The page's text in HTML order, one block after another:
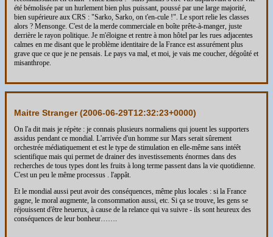
été bémolisée par un hurlement bien plus puissant, poussé par une large majorité,
bien supérieure aux CRS : "Sarko, Sarko, on t'en-cule !". Le sport relie les classes
alors ? Mensonge. C'est de la merde commerciale en boîte prête-à-manger, juste
derrière le rayon politique. Je m'éloigne et rentre à mon hôtel par les rues adjacentes
calmes en me disant que le problème identitaire de la France est assurément plus
grave que ce que je ne pensais. Le pays va mal, et moi, je vais me coucher, dégoûté et
misanthrope.
Maitre Stranger (2006-06-29T12:32:23+0000)
On l'a dit mais je répète : je connais plusieurs normaliens qui jouent les supporters
assidus pendant ce mondial. L'arrivée d'un homme sur Mars serait sûrement
orchestrée médiatiquement et est le type de stimulation en elle-même sans intéêt
scientifique mais qui permet de drainer des investissements énormes dans des
recherches de tous types dont les fruits à long terme passent dans la vie quotidienne.
C'est un peu le même processus . l'appât.
Et le mondial aussi peut avoir des conséquences, même plus locales : si la France
gagne, le moral augmente, la consommation aussi, etc. Si ça se trouve, les gens se
réjouissent d'être heuerux, à cause de la relance qui va suivre - ils sont heureux des
conséquences de leur bonheur…….